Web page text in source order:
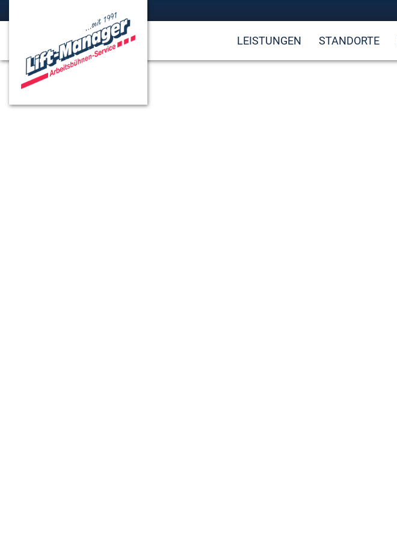
LEISTUNGEN STANDORTE